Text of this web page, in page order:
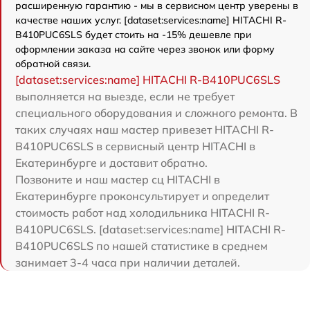
расширенную гарантию - мы в сервисном центр уверены в
качестве наших услуг. [dataset:services:name] HITACHI R-
B410PUC6SLS будет стоить на -15% дешевле при
оформлении заказа на сайте через звонок или форму
обратной связи.
[dataset:services:name] HITACHI R-B410PUC6SLS
выполняется на выезде, если не требует
специального оборудования и сложного ремонта. В
таких случаях наш мастер привезет HITACHI R-
B410PUC6SLS в сервисный центр HITACHI в
Екатеринбурге и доставит обратно.
Позвоните и наш мастер сц HITACHI в
Екатеринбурге проконсультирует и определит
стоимость работ над холодильника HITACHI R-
B410PUC6SLS. [dataset:services:name] HITACHI R-
B410PUC6SLS по нашей статистике в среднем
занимает 3-4 часа при наличии деталей.